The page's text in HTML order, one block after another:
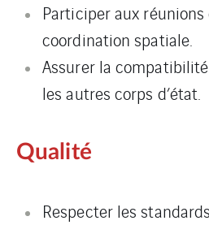
Participer aux
coordination spatiale.
Assurer la
les autres corps d’état.
Qualité
Respecter les